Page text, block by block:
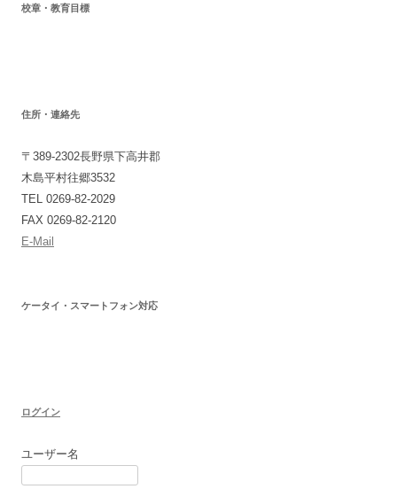
校章・教育目標
住所・連絡先
〒389-2302長野県下高井郡
木島平村往郷3532
TEL 0269-82-2029
FAX 0269-82-2120
E-Mail
ケータイ・スマートフォン対応
ログイン
ユーザー名